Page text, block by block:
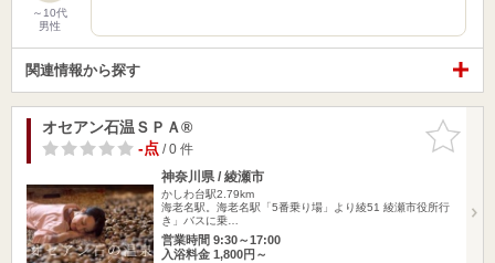
～10代
男性
関連情報から探す
お気に入
りに追加
オセアン石温ＳＰＡ®
-点/ 0 件
神奈川県 / 綾瀬市
かしわ台駅2.79km
海老名駅。海老名駅「5番乗り場」より綾51 綾瀬市役所行
き」バスに乗…
営業時間 9:30～17:00
入浴料金 1,800円～